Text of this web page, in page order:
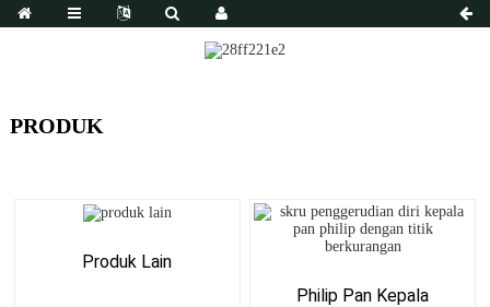
PRODUK
Produk Lain
Philip Pan Kepala